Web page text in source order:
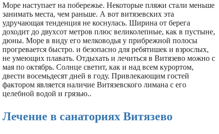
Море наступает на побережье. Некоторые пляжи стали меньше
занимать места, чем раньше. А вот витязевских эта
удручающая тенденция не коснулась. Ширина от берега
доходит до двухсот метров плюс великолепные, как в пустыне,
дюны. Море в виду его мелководья у прибрежной полосы
прогревается быстро. и безопасно для ребятишек и взрослых,
не умеющих плавать. Отдыхать и лечиться в Витязево можно с
мая по октябрь. Солнце светит, как и над всем курортом,
двести восемьдесят дней в году. Привлекающим гостей
фактором является наличие Витязевского лимана с его
целебной водой и грязью..
Лечение в санаториях Витязево